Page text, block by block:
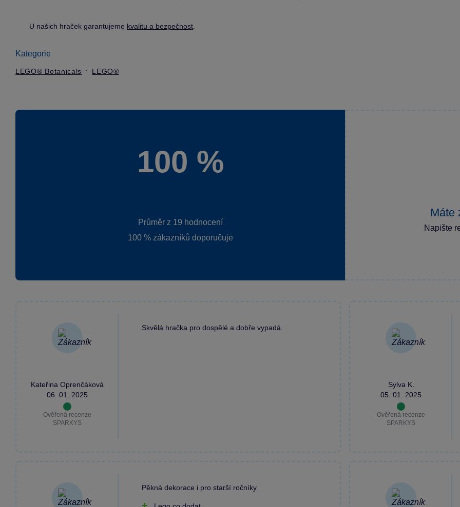
U našich hraček garantujeme kvalitu a bezpečnost
Kategorie
LEGO® Botanicals LEGO®
100 %
Průměr z 19 hodnocení
100 % zákazníků doporučuje
Máte
Napište
Kateřina Oprenčáková
06. 01. 2025
Ověřená recenze
SPARKYS
Skvělá hračka pro dospělé a dobře vypadá.
Sylva K.
05. 01. 2025
Ověřená recenze
SPARKYS
Pěkná dekorace i pro starší ročníky